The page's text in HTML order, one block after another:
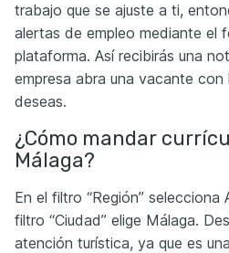
trabajo que se ajuste a ti,
alertas de empleo mediante el
plataforma. Así recibirás una
empresa abra una vacante
deseas.
¿Cómo mandar
Málaga?
En el filtro “Región” selecciona
filtro “Ciudad” elige Málaga.
atención turística, ya que es